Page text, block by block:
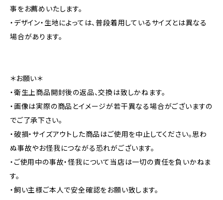
事をお薦めいたします。
・デザイン・生地によっては、普段着用しているサイズとは異なる
場合があります。
＊お願い＊
・衛生上商品開封後の返品、交換は致しかねます。
・画像は実際の商品とイメージが若干異なる場合がございますの
でご了承下さい。
・破損・サイズアウトした商品はご使用を中止してください。思わ
ぬ事故やお怪我につながる恐れがございます。
・ご使用中の事故・怪我について当店は一切の責任を負いかねま
す。
・飼い主様ご本人で安全確認をお願い致します。